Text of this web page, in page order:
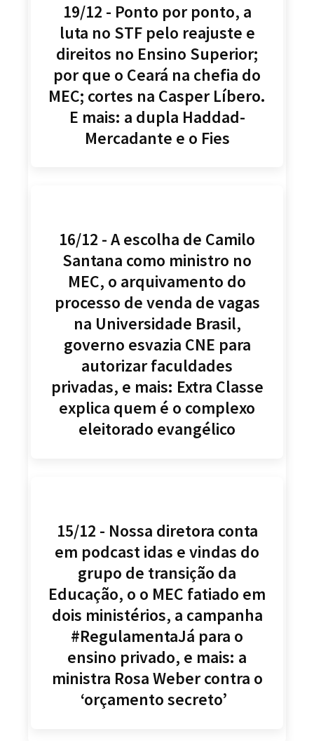
19/12 - Ponto por ponto, a
luta no STF pelo reajuste e
direitos no Ensino Superior;
por que o Ceará na chefia do
MEC; cortes na Casper Líbero.
E mais: a dupla Haddad-
Mercadante e o Fies
16/12 - A escolha de Camilo
Santana como ministro no
MEC, o arquivamento do
processo de venda de vagas
na Universidade Brasil,
governo esvazia CNE para
autorizar faculdades
privadas, e mais: Extra Classe
explica quem é o complexo
eleitorado evangélico
15/12 - Nossa diretora conta
em podcast idas e vindas do
grupo de transição da
Educação, o o MEC fatiado em
dois ministérios, a campanha
#RegulamentaJá para o
ensino privado, e mais: a
ministra Rosa Weber contra o
‘orçamento secreto’